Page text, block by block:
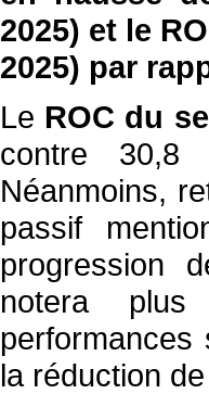
2025) et le
2025) par
Le ROC du
contre
Néanmoins,
passif
progression
notera plus
performances
la réduction